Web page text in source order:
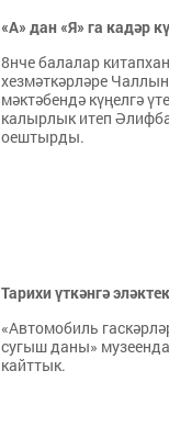
«А» дан «Я» га кадәр
8нче балалар
хезмәткәрләре
мәктәбендә күңелгә
калырлык итеп
оештырды.
Тарихи үткәнгә эләктек
«Автомобиль
сугыш даны»
кайттык.